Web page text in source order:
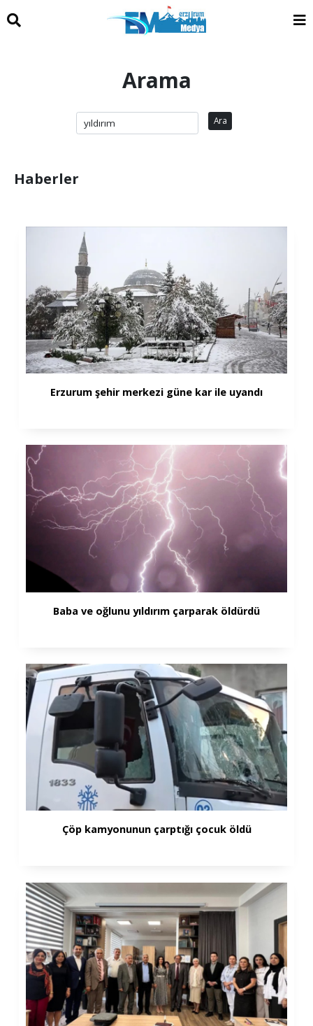
Arama
Ara
Haberler
Erzurum şehir merkezi güne kar ile uyandı
Baba ve oğlunu yıldırım çarparak öldürdü
Çöp kamyonunun çarptığı çocuk öldü